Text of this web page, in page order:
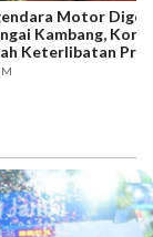
Motor
Kambang,
Keterlibatan